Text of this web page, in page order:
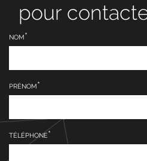
pour
NOM
PRÉNOM
TÉLÉPHONE